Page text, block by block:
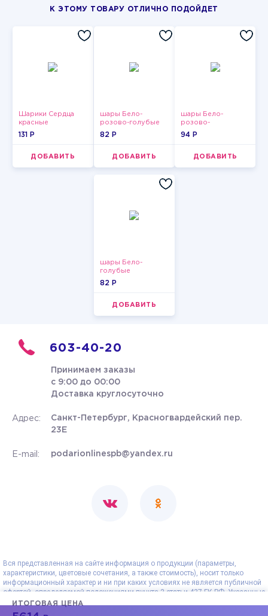
К ЭТОМУ ТОВАРУ ОТЛИЧНО ПОДОЙДЕТ
Шарики Сердца
красные
131 P
ДОБАВИТЬ
шары Бело-
розово-голубые
пастельные
82 P
ДОБАВИТЬ
шары Бело-
розово-
фиолетово-
94 P
ДОБАВИТЬ
шары Бело-
голубые
пастельные
82 P
ДОБАВИТЬ
ИТОГОВАЯ ЦЕНА
603-40-20
Принимаем заказы
с 9:00 до 00:00
Доставка круглосуточно
Адрес:
Санкт-Петербург, Красногвардейский пер.
23Е
E-mail: podarionlinespb@yandex.ru
Вся представленная на сайте информация о продукции (параметры,
характеристики, цветовые сочетания, а также стоимость), носит только
информационный характер и ни при каких условиях не является публичной
офертой, определяемой положениями пункта 2 статьи 437 ГК РФ. Указанные
на сайте цены - рекомендованные и могут отличаться от действительных
цен. Все данные, представленные на сайте, носят сугубо информационный